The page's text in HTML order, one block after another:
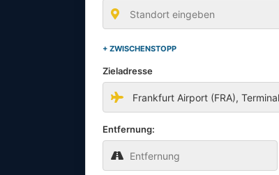
+ ZWISCHENSTOPP
Zieladresse
Entfernung: